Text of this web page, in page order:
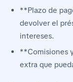
**Plazo de
devolver el
intereses.
**Comisiones
extra que